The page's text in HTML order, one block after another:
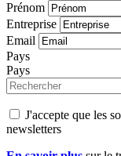
Prénom
Entreprise
Email
Pays
Pays
J'accepte que les
newsletters